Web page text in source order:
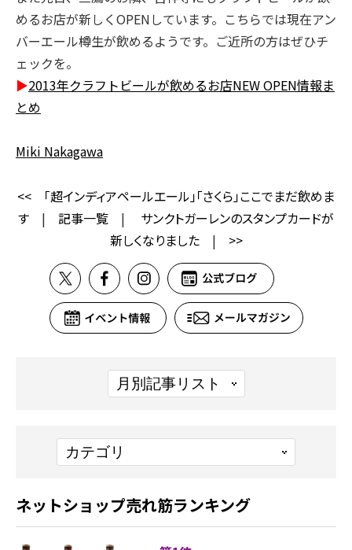
めるお店が新しくOPENしています。こちらでは現在アン
バーエール樽生が飲めるようです。ご近所の方はぜひチ
ェックを。
▶2013年クラフトビールが飲めるお店NEW OPEN情報ま
とめ
Miki Nakagawa
<<
「超インディアペールエール」「さくら」ここでまだ飲めま
す | 記事一覧 |
サンクトガーレンのスタンプカードが
新しくなりました| >>
ネットショップ売れ筋ランキング